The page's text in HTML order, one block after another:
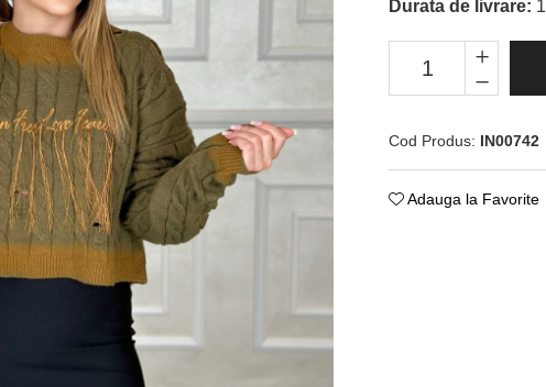
Durata de livrare: 1
Cod Produs: IN00742
Adauga la Favorite